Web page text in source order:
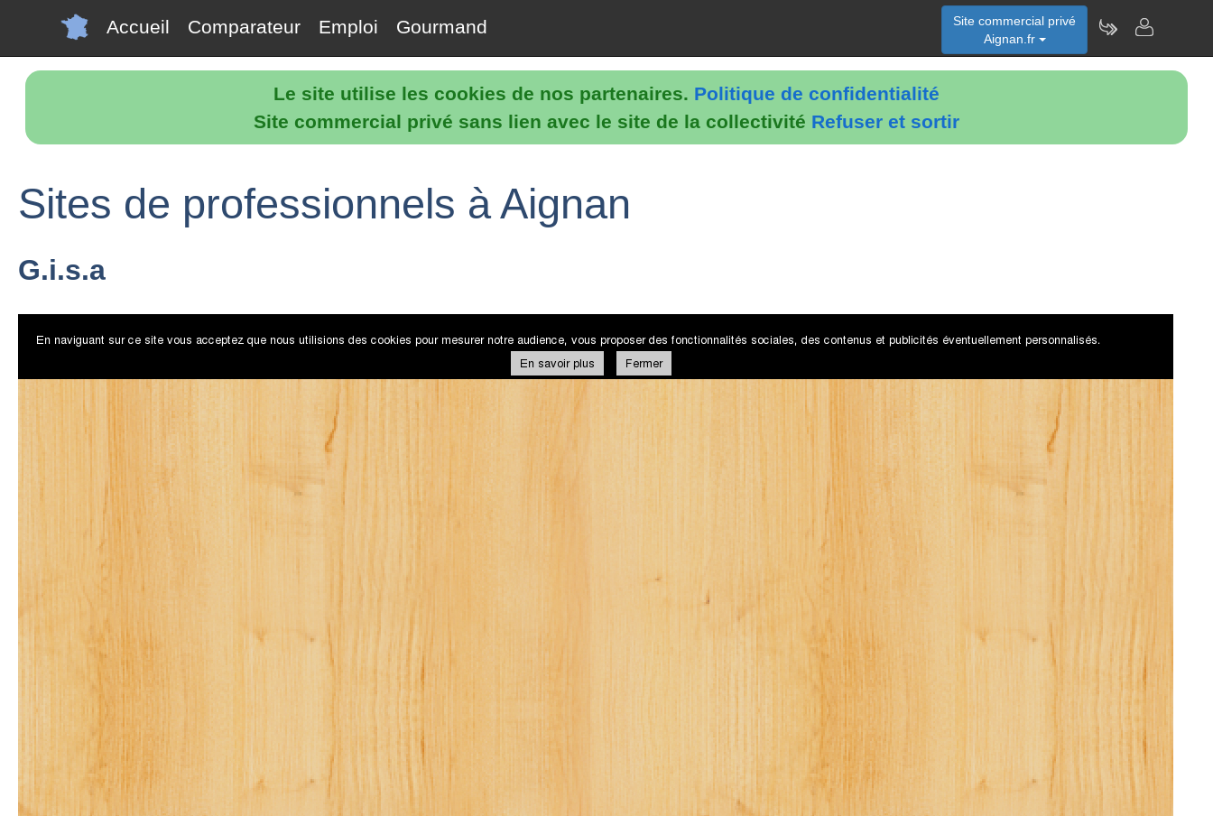
Le site utilise les cookies de nos partenaires. Politique de confidentialité
Site commercial privé sans lien avec le site de la collectivité Refuser et sortir
Accueil Comparateur Emploi Gourmand
Site commercial privé
Aignan.fr
Sites de professionnels à Aignan
G.i.s.a